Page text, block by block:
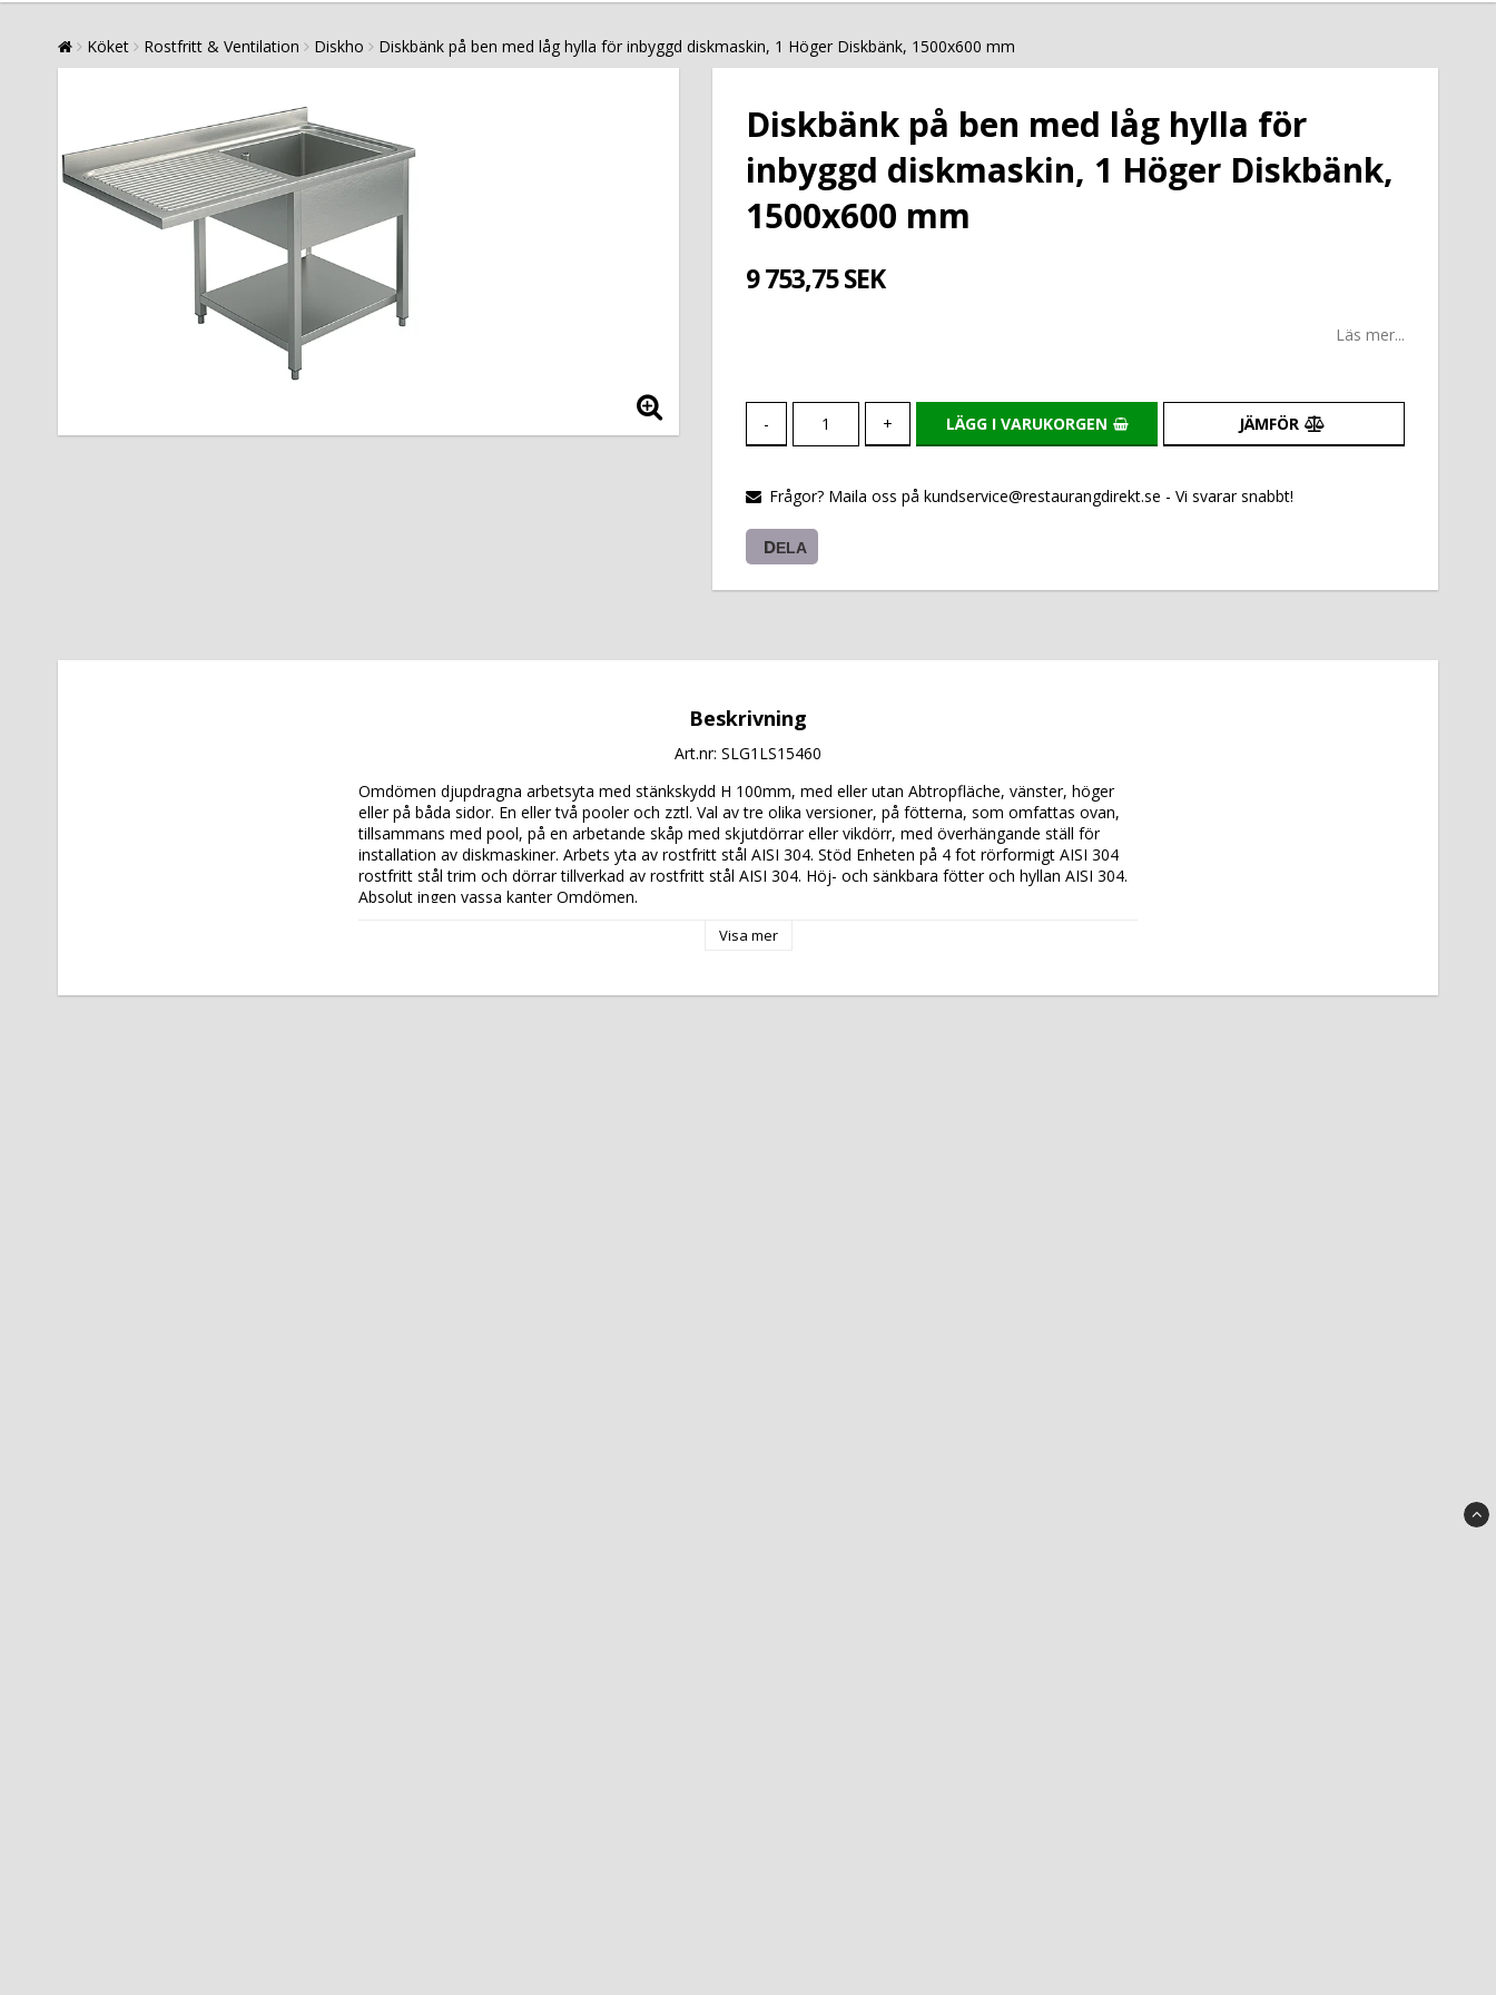
Köket Rostfritt & Ventilation Diskho Diskbänk på ben med låg hylla för inbyggd diskmaskin, 1 Höger Diskbänk, 1500x600 mm
Diskbänk på ben med låg hylla för
inbyggd diskmaskin, 1 Höger Diskbänk,
1500x600 mm
9 753,75 SEK
Läs mer...
- + LÄGG I VARUKORGEN JÄMFÖR
Frågor? Maila oss på kundservice@restaurangdirekt.se - Vi svarar snabbt!
DELA
Beskrivning
Art.nr: SLG1LS15460
Omdömen djupdragna arbetsyta med stänkskydd H 100mm, med eller utan Abtropfläche, vänster, höger
eller på båda sidor. En eller två pooler och zztl. Val av tre olika versioner, på fötterna, som omfattas ovan,
tillsammans med pool, på en arbetande skåp med skjutdörrar eller vikdörr, med överhängande ställ för
installation av diskmaskiner. Arbets yta av rostfritt stål AISI 304. Stöd Enheten på 4 fot rörformigt AISI 304
rostfritt stål trim och dörrar tillverkad av rostfritt stål AISI 304. Höj- och sänkbara fötter och hyllan AISI 304.
Absolut ingen vassa kanter Omdömen.
Visa mer